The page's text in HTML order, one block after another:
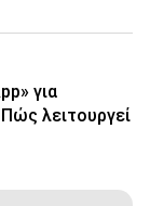
για
λειτουργεί